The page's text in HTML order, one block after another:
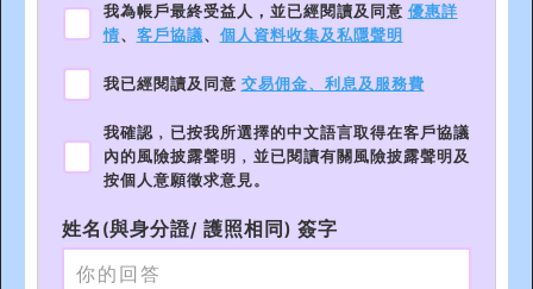
我為帳戶最終受益人，並已經閱讀及同意 優惠詳
情、 客戶協議、 個人資料收集及私隱聲明
我已經閱讀及同意 交易佣金、利息及服務費
我確認﹐已按我所選擇的中文語言取得在客戶協議
內的風險披露聲明﹐並已閱讀有關風險披露聲明及
按個人意願徵求意見。
姓名(與身分證/ 護照相同) 簽字